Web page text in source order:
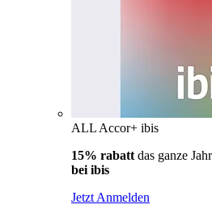
ALL Accor+ ibis
15% rabatt das ganze
bei ibis
Jetzt Anmelden